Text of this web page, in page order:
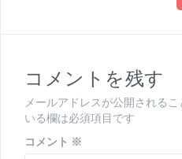
ー
シ
ョ
コメントを残す
メールアドレスが公開されるこ
いる欄は必須項目です
コメント ※